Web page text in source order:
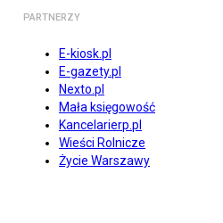
PARTNERZY
E-kiosk.pl
E-gazety.pl
Nexto.pl
Mała księgowość
Kancelarierp.pl
Wieści Rolnicze
Życie Warszawy